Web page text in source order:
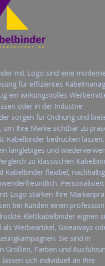
mit Logo sind eine
für effizientes
ein wirkungsvolles
oder in der Industrie –
sorgen für Ordnung und
um Ihre Marke sichtbar zu
Kabelbinder bedrucken lassen,
langlebiges und
zu klassischen
Kabelbinder flexibel,
Logo stärken Ihre
bei Kunden einen
Klettkabelbinder eignen
als Werbeartikel, Giveaways
Sie sind in
Größen, Farben und
sich individuell an Ihre